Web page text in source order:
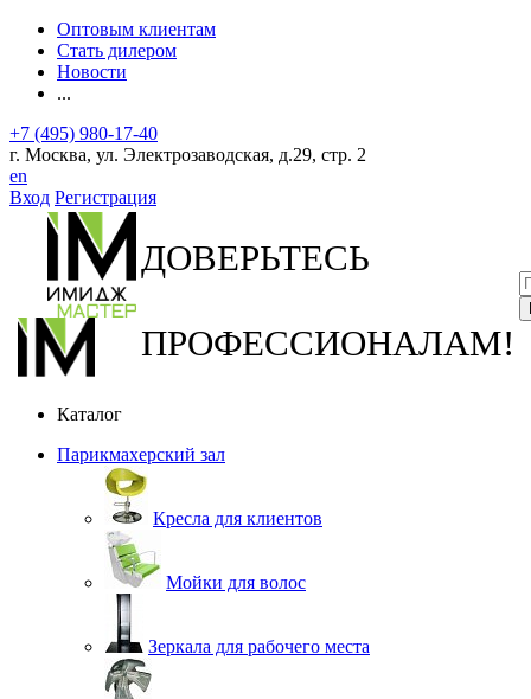
Оптовым клиентам
Стать дилером
Новости
...
+7 (495) 980-17-40
г. Москва, ул. Электрозаводская, д.29, стр. 2
en
Вход Регистрация
ДОВЕРЬТЕСЬ
ПРОФЕССИОНАЛАМ!
Каталог
Парикмахерский зал
Кресла для клиентов
Мойки для волос
Зеркала для рабочего места